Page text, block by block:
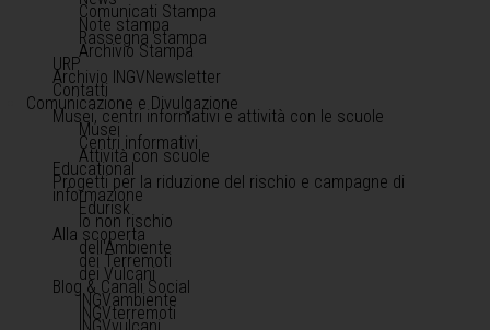
Comunicati Stampa
Note stampa
Rassegna stampa
Archivio Stampa
URP
Archivio INGVNewsletter
Contatti
Comunicazione e Divulgazione
Musei, centri informativi e attività con le scuole
Musei
Centri informativi
Attività con scuole
Educational
Progetti per la riduzione del rischio e campagne di
informazione
Edurisk
Io non rischio
Alla scoperta
dell'Ambiente
dei Terremoti
dei Vulcani
Blog & Canali Social
INGVambiente
INGVterremoti
INGVvulcani